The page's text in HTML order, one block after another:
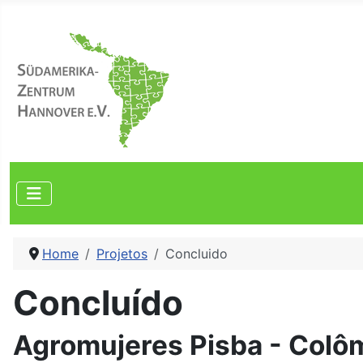
Home Projetos Concluido
Concluído
Agromujeres Pisba -